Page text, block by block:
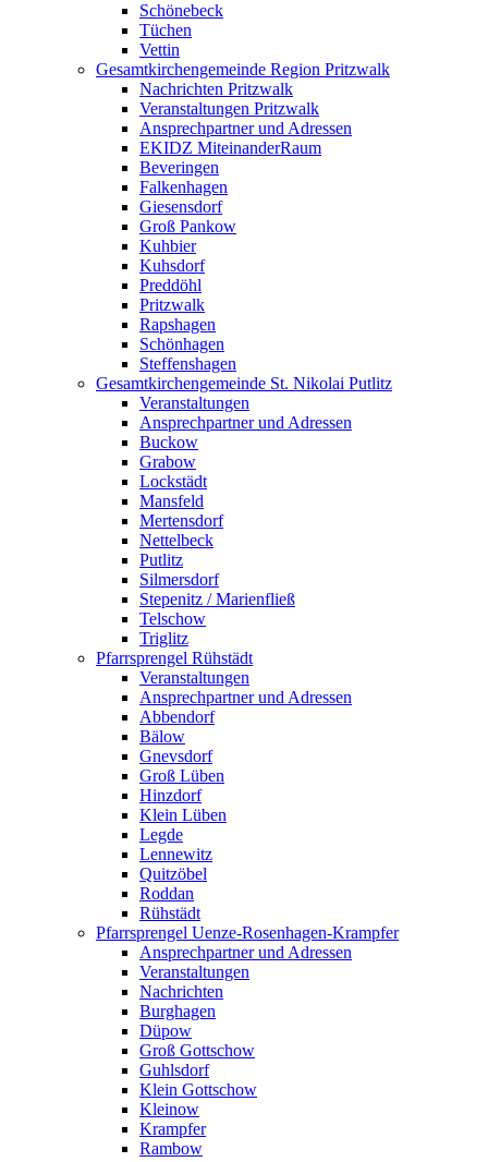
Schönebeck
Tüchen
Vettin
Gesamtkirchengemeinde Region Pritzwalk
Nachrichten Pritzwalk
Veranstaltungen Pritzwalk
Ansprechpartner und Adressen
EKIDZ MiteinanderRaum
Beveringen
Falkenhagen
Giesensdorf
Groß Pankow
Kuhbier
Kuhsdorf
Preddöhl
Pritzwalk
Rapshagen
Schönhagen
Steffenshagen
Gesamtkirchengemeinde St. Nikolai Putlitz
Veranstaltungen
Ansprechpartner und Adressen
Buckow
Grabow
Lockstädt
Mansfeld
Mertensdorf
Nettelbeck
Putlitz
Silmersdorf
Stepenitz / Marienfließ
Telschow
Triglitz
Pfarrsprengel Rühstädt
Veranstaltungen
Ansprechpartner und Adressen
Abbendorf
Bälow
Gnevsdorf
Groß Lüben
Hinzdorf
Klein Lüben
Legde
Lennewitz
Quitzöbel
Roddan
Rühstädt
Pfarrsprengel Uenze-Rosenhagen-Krampfer
Ansprechpartner und Adressen
Veranstaltungen
Nachrichten
Burghagen
Düpow
Groß Gottschow
Guhlsdorf
Klein Gottschow
Kleinow
Krampfer
Rambow